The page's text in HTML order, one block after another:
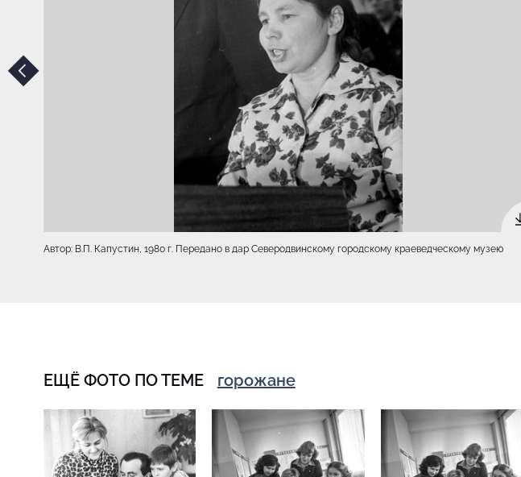
Автор: В.П. Капустин, 1980 г. Передано в дар Северодвинскому городскому краеведческому музею
ЕЩЁ ФОТО ПО ТЕМЕ горожане